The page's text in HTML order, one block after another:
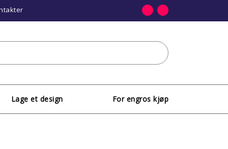
Lage et design For engros kjøp